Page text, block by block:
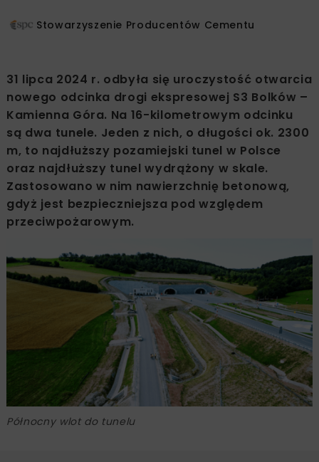
Stowarzyszenie Producentów Cementu
31 lipca 2024 r. odbyła się uroczystość otwarcia
nowego odcinka drogi ekspresowej S3 Bolków –
Kamienna Góra. Na 16-kilometrowym odcinku
są dwa tunele. Jeden z nich, o długości ok. 2300
m, to najdłuższy pozamiejski tunel w Polsce
oraz najdłuższy tunel wydrążony w skale.
Zastosowano w nim nawierzchnię betonową,
gdyż jest bezpieczniejsza pod względem
przeciwpożarowym.
Północny wlot do tunelu